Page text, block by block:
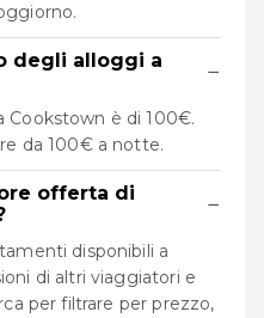
degli alloggi a
−
Cookstown è di 100€.
da 100€ a notte.
offerta di
−
disponibili a
di altri viaggiatori e
per filtrare per prezzo,